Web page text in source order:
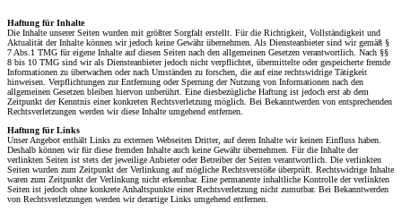
Haftung für Inhalte
Die Inhalte unserer Seiten wurden mit größter Sorgfalt erstellt. Für die Richtigkeit, Vollständigkeit und
Aktualität der Inhalte können wir jedoch keine Gewähr übernehmen. Als Diensteanbieter sind wir gemäß §
7 Abs.1 TMG für eigene Inhalte auf diesen Seiten nach den allgemeinen Gesetzen verantwortlich. Nach §§
8 bis 10 TMG sind wir als Diensteanbieter jedoch nicht verpflichtet, übermittelte oder gespeicherte fremde
Informationen zu überwachen oder nach Umständen zu forschen, die auf eine rechtswidrige Tätigkeit
hinweisen. Verpflichtungen zur Entfernung oder Sperrung der Nutzung von Informationen nach den
allgemeinen Gesetzen bleiben hiervon unberührt. Eine diesbezügliche Haftung ist jedoch erst ab dem
Zeitpunkt der Kenntnis einer konkreten Rechtsverletzung möglich. Bei Bekanntwerden von entsprechenden
Rechtsverletzungen werden wir diese Inhalte umgehend entfernen.
Haftung für Links
Unser Angebot enthält Links zu externen Webseiten Dritter, auf deren Inhalte wir keinen Einfluss haben.
Deshalb können wir für diese fremden Inhalte auch keine Gewähr übernehmen. Für die Inhalte der
verlinkten Seiten ist stets der jeweilige Anbieter oder Betreiber der Seiten verantwortlich. Die verlinkten
Seiten wurden zum Zeitpunkt der Verlinkung auf mögliche Rechtsverstöße überprüft. Rechtswidrige Inhalte
waren zum Zeitpunkt der Verlinkung nicht erkennbar. Eine permanente inhaltliche Kontrolle der verlinkten
Seiten ist jedoch ohne konkrete Anhaltspunkte einer Rechtsverletzung nicht zumutbar. Bei Bekanntwerden
von Rechtsverletzungen werden wir derartige Links umgehend entfernen.